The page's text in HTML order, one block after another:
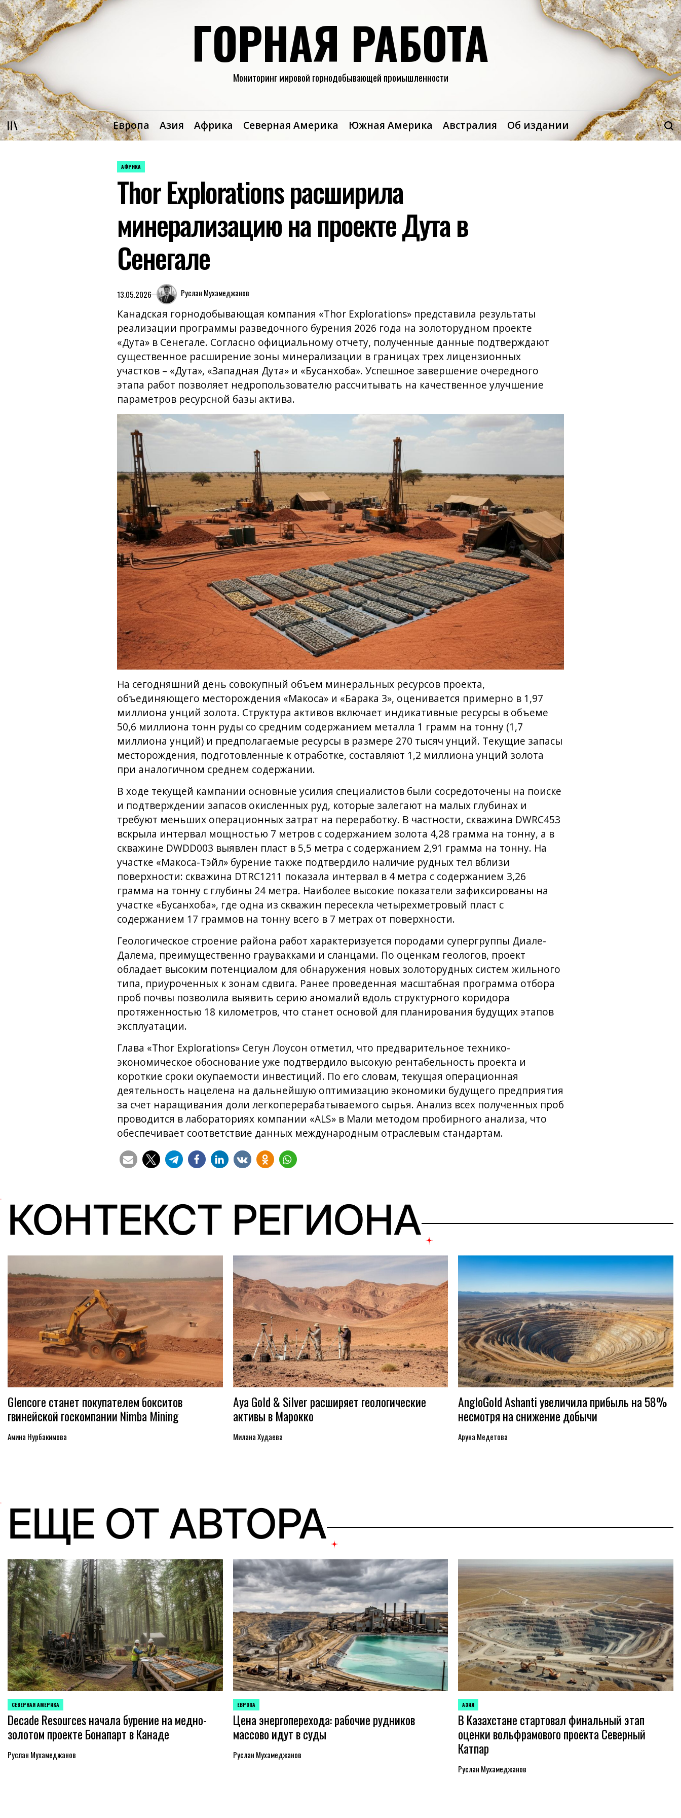
Перейти
к
содержимому
ГОРНАЯ РАБОТА
Мониторинг мировой горнодобывающей промышленности
Европа Азия Африка Северная Америка Южная Америка Австралия Об издании
ОПУБЛИКОВАНО
АФРИКА
Thor Explorations расширила
минерализацию на проекте Дута в
Сенегале
13.05.2026 Руслан Мухамеджанов
Канадская горнодобывающая компания «Thor Explorations» представила результаты
реализации программы разведочного бурения 2026 года на золоторудном проекте
«Дута» в Сенегале. Согласно официальному отчету, полученные данные подтверждают
существенное расширение зоны минерализации в границах трех лицензионных
участков – «Дута», «Западная Дута» и «Бусанхоба». Успешное завершение очередного
этапа работ позволяет недропользователю рассчитывать на качественное улучшение
параметров ресурсной базы актива.
На сегодняшний день совокупный объем минеральных ресурсов проекта,
объединяющего месторождения «Макоса» и «Барака 3», оценивается примерно в 1,97
миллиона унций золота. Структура активов включает индикативные ресурсы в объеме
50,6 миллиона тонн руды со средним содержанием металла 1 грамм на тонну (1,7
миллиона унций) и предполагаемые ресурсы в размере 270 тысяч унций. Текущие запасы
месторождения, подготовленные к отработке, составляют 1,2 миллиона унций золота
при аналогичном среднем содержании.
В ходе текущей кампании основные усилия специалистов были сосредоточены на поиске
и подтверждении запасов окисленных руд, которые залегают на малых глубинах и
требуют меньших операционных затрат на переработку. В частности, скважина DWRC453
вскрыла интервал мощностью 7 метров с содержанием золота 4,28 грамма на тонну, а в
скважине DWDD003 выявлен пласт в 5,5 метра с содержанием 2,91 грамма на тонну. На
участке «Макоса-Тэйл» бурение также подтвердило наличие рудных тел вблизи
поверхности: скважина DTRC1211 показала интервал в 4 метра с содержанием 3,26
грамма на тонну с глубины 24 метра. Наиболее высокие показатели зафиксированы на
участке «Бусанхоба», где одна из скважин пересекла четырехметровый пласт с
содержанием 17 граммов на тонну всего в 7 метрах от поверхности.
Геологическое строение района работ характеризуется породами супергруппы Диале-
Далема, преимущественно граувакками и сланцами. По оценкам геологов, проект
обладает высоким потенциалом для обнаружения новых золоторудных систем жильного
типа, приуроченных к зонам сдвига. Ранее проведенная масштабная программа отбора
проб почвы позволила выявить серию аномалий вдоль структурного коридора
протяженностью 18 километров, что станет основой для планирования будущих этапов
эксплуатации.
Глава «Thor Explorations» Сегун Лоусон отметил, что предварительное технико-
экономическое обоснование уже подтвердило высокую рентабельность проекта и
короткие сроки окупаемости инвестиций. По его словам, текущая операционная
деятельность нацелена на дальнейшую оптимизацию экономики будущего предприятия
за счет наращивания доли легкоперерабатываемого сырья. Анализ всех полученных проб
проводится в лабораториях компании «ALS» в Мали методом пробирного анализа, что
обеспечивает соответствие данных международным отраслевым стандартам.
КОНТЕКСТ РЕГИОНА
Glencore станет покупателем бокситов
гвинейской госкомпании Nimba Mining
Амина Нурбакимова
Aya Gold & Silver расширяет геологические
активы в Марокко
Милана Худаева
AngloGold Ashanti увеличила прибыль на 58%
несмотря на снижение добычи
Аруна Медетова
ЕЩЕ ОТ АВТОРА
ОПУБЛИКОВАНО
В
СЕВЕРНАЯ АМЕРИКА
Decade Resources начала бурение на медно-
золотом проекте Бонапарт в Канаде
Руслан Мухамеджанов
ОПУБЛИКОВАНО
В
ЕВРОПА
Цена энергоперехода: рабочие рудников
массово идут в суды
Руслан Мухамеджанов
ОПУБЛИКОВАНО
В
АЗИЯ
В Казахстане стартовал финальный этап
оценки вольфрамового проекта Северный
Катпар
Руслан Мухамеджанов